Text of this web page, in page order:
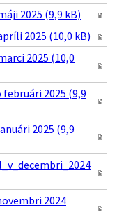
2025 (9,9 kB)
2025 (10,0 kB)
2025 (10,0
2025 (9,9
2025 (9,9
2024